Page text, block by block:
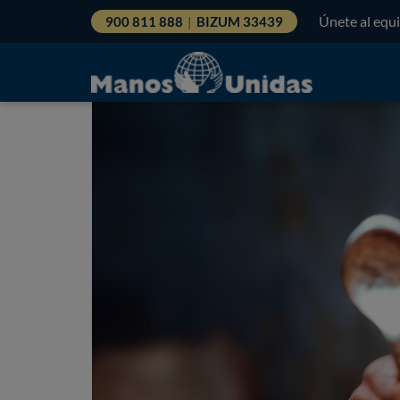
900 811 888 | BIZUM 33439 Únete al